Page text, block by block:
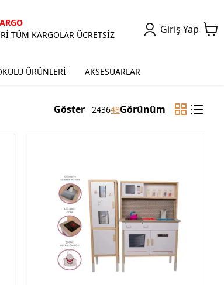
TÜM KARGOLAR ÜCRETSİZ
Giriş Yap
ÜRÜNLERİ AKSESUARLAR
Göster 243648Görünüm